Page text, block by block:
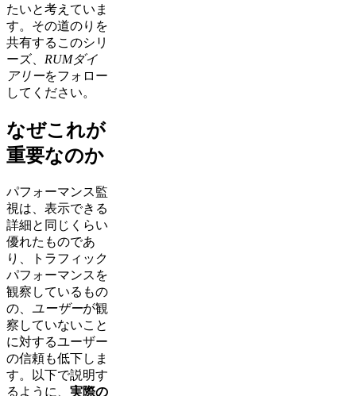
たいと考えていま
す。その道のりを
共有するこのシリ
ーズ、 RUMダイ
アリーをフォロー
してください。
なぜこれが
重要なのか
パフォーマンス監
視は、表示できる
詳細と同じくらい
優れたものであ
り、トラフィック
パフォーマンスを
観察しているもの
の、 ユーザーが観
察していないこと
に対するユーザー
の信頼も低下しま
す。以下で説明す
るように、 実際の